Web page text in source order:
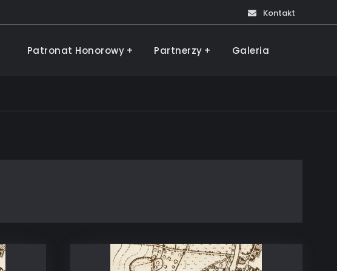
Kontakt
Patronat Honorowy Partnerzy Galeria